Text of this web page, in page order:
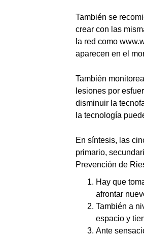
También se
crear con las
la red como
aparecen en el
También
lesiones por
disminuir la
la tecnología
En síntesis, las
primario,
Prevención de
Hay que
afrontar
También a
espacio y
Ante